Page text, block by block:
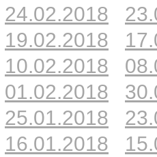
24.02.2018
19.02.2018
10.02.2018
01.02.2018
25.01.2018
16.01.2018